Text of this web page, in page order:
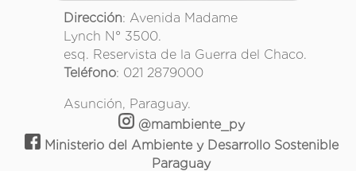
Dirección: Avenida Madame
Lynch N° 3500.
esq. Reservista de la Guerra del Chaco.
Teléfono: 021 2879000
Asunción, Paraguay.
@mambiente_py
Ministerio del Ambiente y Desarrollo Sostenible
Paraguay